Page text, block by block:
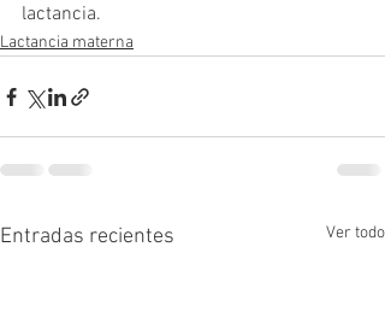
lactancia.
Lactancia materna
Entradas recientes Ver todo